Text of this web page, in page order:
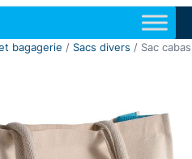
bagagerie / Sacs divers / Sac cabas